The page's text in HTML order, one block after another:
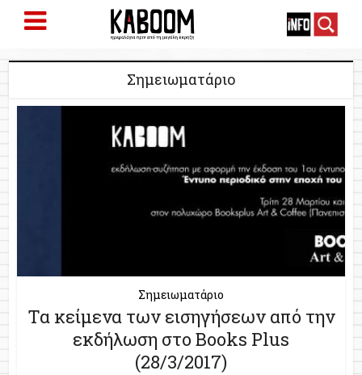
Σημειωματάριο
Σημειωματάριο
Τα κείμενα των εισηγήσεων από την
εκδήλωση στο Books Plus
(28/3/2017)